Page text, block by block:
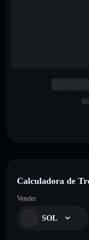
Calculadora de
Vender
SOL